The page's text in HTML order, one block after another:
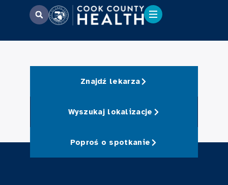
Znajdź lekarza
Wyszukaj lokalizacje
Poproś o spotkanie